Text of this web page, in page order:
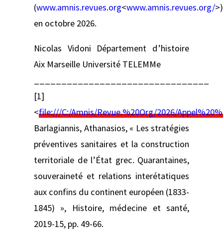
(www.amnis.revues.org<www.amnis.revues.org/>)
en octobre 2026.
Nicolas Vidoni Département d’histoire
Aix Marseille Université TELEMMe
[1]
<file:///C:/Amnis/Revue.%20Org/2026/
Barlagiannis, Athanasios, « Les stratégies
préventives sanitaires et la construction
territoriale de l’État grec. Quarantaines,
souveraineté et relations interétatiques
aux confins du continent européen (1833-
1845) », Histoire, médecine et santé,
2019-15, pp. 49-66.